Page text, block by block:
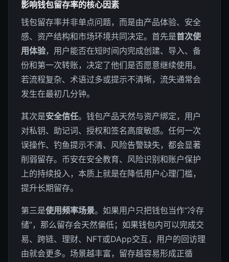
影响钱包留存率的核心因素
钱包留存率并非单点问题，而是由产品体验、安全
感、资产结构和市场环境共同决定。首先是首次使
用体验，用户能否在短时间内完成创建、导入、备
份和第一次转账，决定了他们是否愿意继续使用。
若流程复杂、术语过多或提示不清晰，流失通常会
发生在最初几分钟。
其次是安全信任。钱包产品天然与资产绑定，用户
对私钥、助记词、授权和签名高度敏感。任何一次
误操作、钓鱼提示不清、风险告警缺失，都会显著
削弱留存。币安在安全教育、风险识别和账户保护
上的持续投入，本质上就是在降低用户心理门槛，
提升长期留存。
第三是使用频率场景。如果用户只把钱包当作“冷存
储”，那么留存会天然偏低；如果钱包内可以完成交
易、跨链、理财、NFT或DApp交互，用户的回访理
由就会更多。场景越丰富，留存越容易形成正循